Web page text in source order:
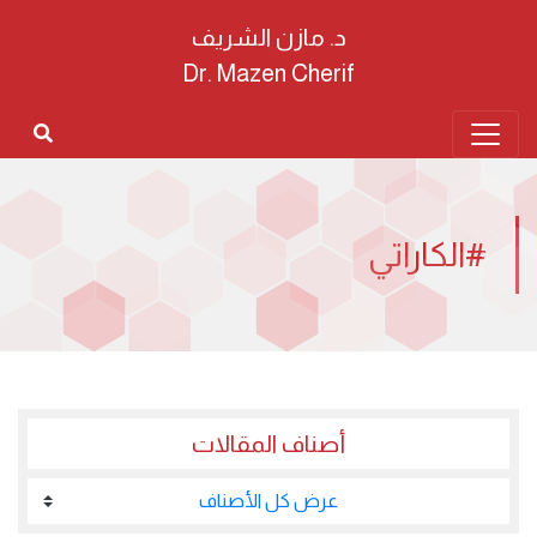
د. مازن الشريف
Dr. Mazen Cherif
#الكاراتي
أصناف المقالات
عرض كل الأصناف